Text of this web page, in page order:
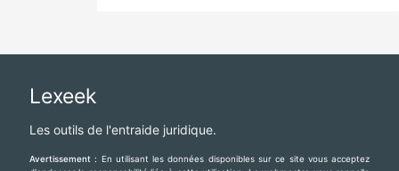
Lexeek
Les outils de l'entraide juridique.
Avertissement : En utilisant les données disponibles sur ce site vous acceptez